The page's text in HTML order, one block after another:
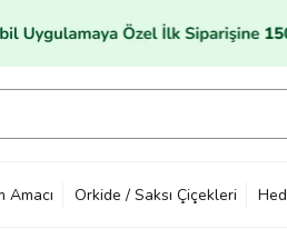
Amacı Orkide / Saksı Çiçekleri